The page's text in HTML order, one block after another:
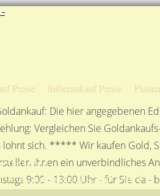
Preise Silberankauf Preise
Die hier angegebenen
Vergleichen Sie
sich. ***** Wir kaufen Gold,
Ihnen ein unverbindliches
9:00 - 13:00 Uhr - für Sie
mbH in